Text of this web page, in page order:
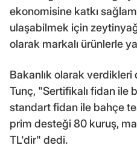
ekonomisine katkı
ulaşabilmek için zeytinyağı
olarak markalı ürünlerle
Bakanlık olarak
Tunç, "Sertifikalı fidan ile
standart fidan ile bahçe
prim desteği 80 kuruş,
TL'dir" dedi.